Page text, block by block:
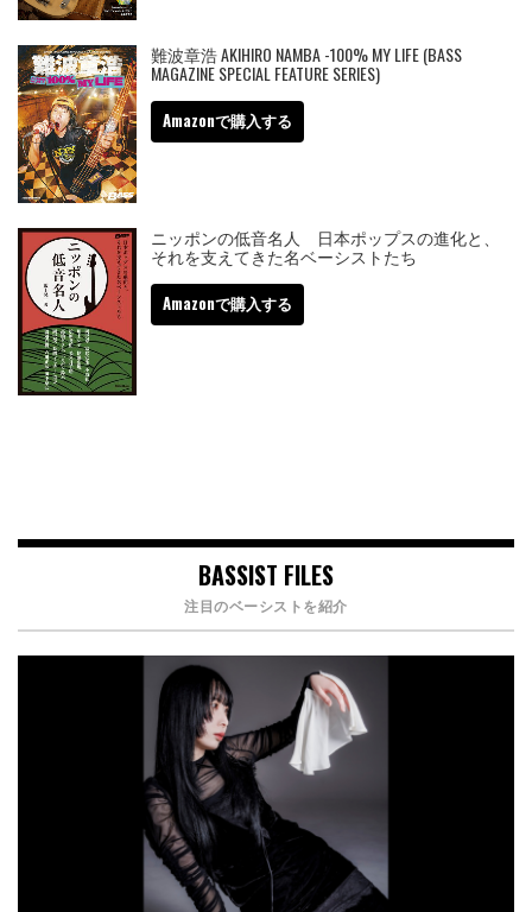
難波章浩 AKIHIRO NAMBA -100% MY LIFE (BASS
MAGAZINE SPECIAL FEATURE SERIES)
Amazonで購入する
ニッポンの低音名人 日本ポップスの進化と、
それを支えてきた名ベーシストたち
Amazonで購入する
BASSIST FILES
注目のベーシストを紹介